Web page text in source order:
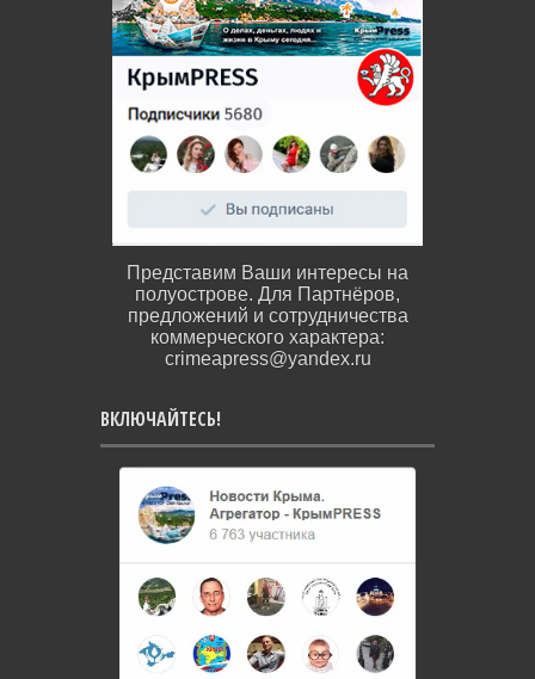
Представим Ваши интересы на
полуострове. Для Партнёров,
предложений и сотрудничества
коммерческого характера:
crimeapress@yandex.ru
ВКЛЮЧАЙТЕСЬ!